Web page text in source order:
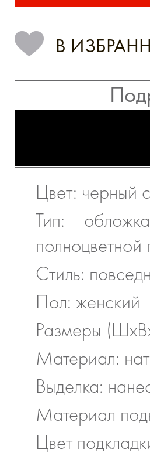
В
Цвет: черный
Тип:
Стиль:
Пол: женский
Размеры
Материал:
Выделка:
Материал
Цвет